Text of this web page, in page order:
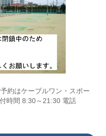
約はケーブルワン・スポー
時間 8:30～21:30 電話